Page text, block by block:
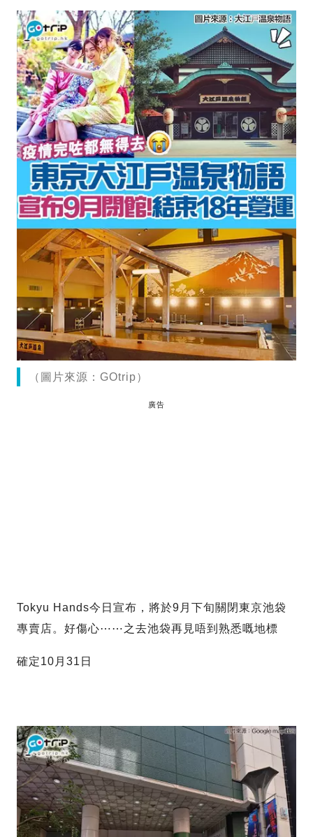
（圖片來源：GOtrip）
廣告
Tokyu Hands今日宣布，將於9月下旬關閉東京池袋
專賣店。好傷心⋯⋯之去池袋再見唔到熟悉嘅地標
確定10月31日